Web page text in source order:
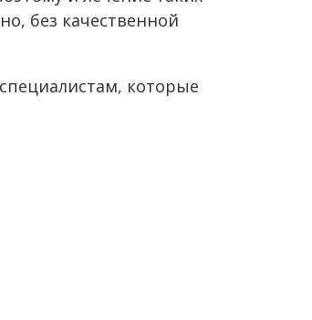
без качественной
которые